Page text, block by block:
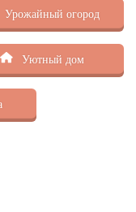
Урожайный огород
Уютный дом